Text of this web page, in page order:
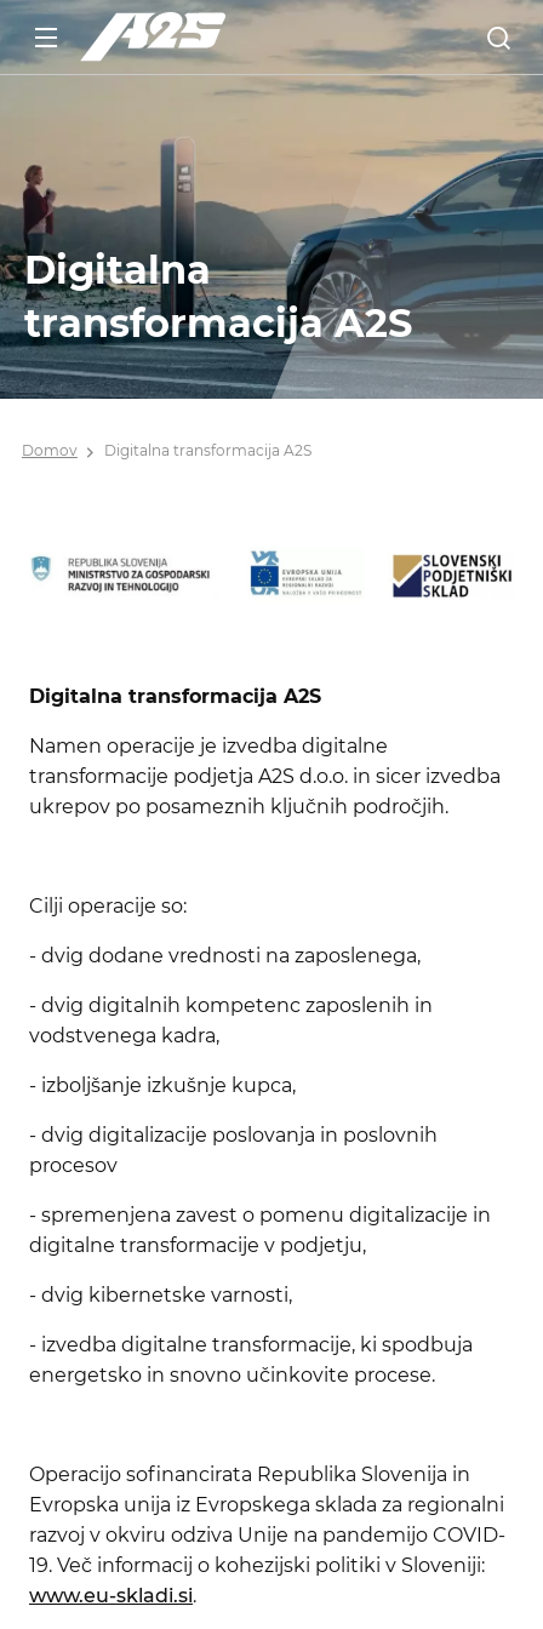
Digitalna
transformacija A2S
Domov Digitalna transformacija A2S
Digitalna transformacija A2S
Namen operacije je izvedba digitalne
transformacije podjetja A2S d.o.o. in sicer izvedba
ukrepov po posameznih ključnih področjih.
Cilji operacije so:
- dvig dodane vrednosti na zaposlenega,
- dvig digitalnih kompetenc zaposlenih in
vodstvenega kadra,
- izboljšanje izkušnje kupca,
- dvig digitalizacije poslovanja in poslovnih
procesov
- spremenjena zavest o pomenu digitalizacije in
digitalne transformacije v podjetju,
- dvig kibernetske varnosti,
- izvedba digitalne transformacije, ki spodbuja
energetsko in snovno učinkovite procese.
Operacijo sofinancirata Republika Slovenija in
Evropska unija iz Evropskega sklada za regionalni
razvoj v okviru odziva Unije na pandemijo COVID-
19. Več informacij o kohezijski politiki v Sloveniji:
www.eu-skladi.si.